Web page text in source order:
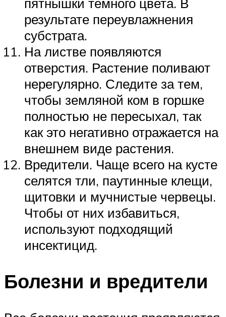
результате переувлажнения
субстрата.
На листве появляются
отверстия. Растение поливают
нерегулярно. Следите за тем,
чтобы земляной ком в горшке
полностью не пересыхал, так
как это негативно отражается на
внешнем виде растения.
Вредители. Чаще всего на кусте
селятся тли, паутинные клещи,
щитовки и мучнистые червецы.
Чтобы от них избавиться,
используют подходящий
инсектицид.
Болезни и вредители